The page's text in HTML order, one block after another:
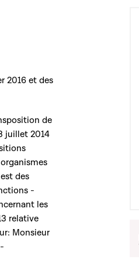
2016 et des
de
juillet 2014
des
-
les
relative
Monsieur